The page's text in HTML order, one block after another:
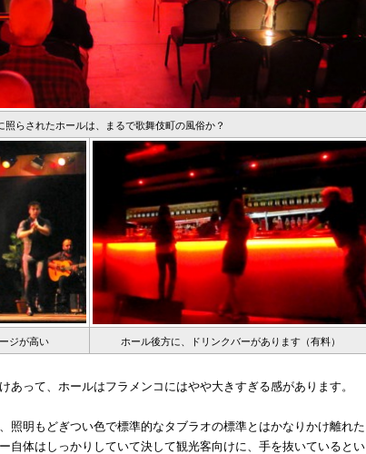
照らされたホールは、まるで歌舞伎町の風俗か？
ジが高い ホール後方に、ドリンクバーがあります（有料）
あって、ホールはフラメンコにはやや大きすぎる感があります。
照明もどぎつい色で標準的なタブラオの標準とはかなりかけ離れた
自体はしっかりしていて決して観光客向けに、手を抜いているとい